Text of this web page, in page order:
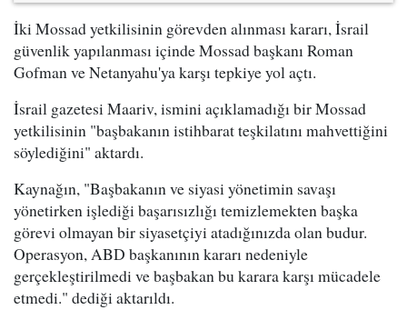
İki Mossad yetkilisinin görevden alınması kararı, İsrail
güvenlik yapılanması içinde Mossad başkanı Roman
Gofman ve Netanyahu'ya karşı tepkiye yol açtı.
İsrail gazetesi Maariv, ismini açıklamadığı bir Mossad
yetkilisinin "başbakanın istihbarat teşkilatını mahvettiğini
söylediğini" aktardı.
Kaynağın, "Başbakanın ve siyasi yönetimin savaşı
yönetirken işlediği başarısızlığı temizlemekten başka
görevi olmayan bir siyasetçiyi atadığınızda olan budur.
Operasyon, ABD başkanının kararı nedeniyle
gerçekleştirilmedi ve başbakan bu karara karşı mücadele
etmedi." dediği aktarıldı.